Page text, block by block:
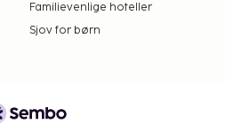
Familievenlige hoteller
Sjov for børn